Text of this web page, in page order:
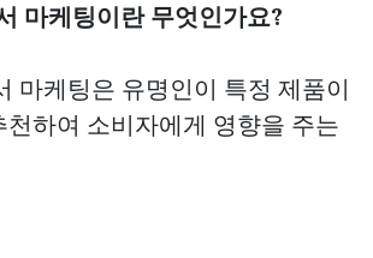
마케팅이란 무엇인가요?
마케팅은 유명인이 특정 제품이
천하여 소비자에게 영향을 주는